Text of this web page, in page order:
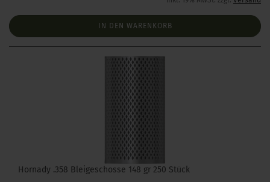
IN DEN WARENKORB
Hornady .358 Bleigeschosse 148 gr 250 Stück